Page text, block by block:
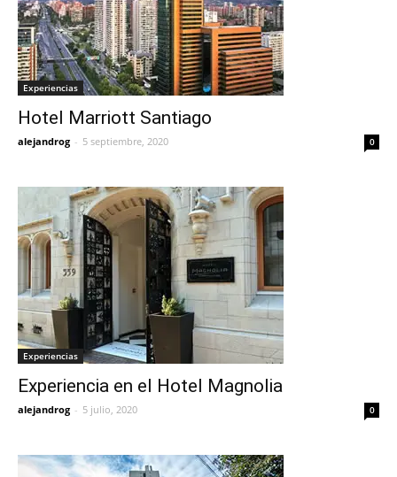
Experiencias
Hotel Marriott Santiago
alejandrog - 5 septiembre, 2020 0
Experiencias
Experiencia en el Hotel Magnolia
alejandrog - 5 julio, 2020 0